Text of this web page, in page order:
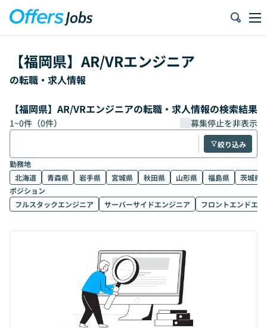
【福岡県】 AR/VRエンジニア
の転職・求人情報
【福岡県】AR/VRエンジニアの転職・求人情報の検索結果
1~0件（0件） 募集停止を非表示
絞り込み
勤務地
北海道
青森県 岩手県 宮城県 秋田県 山形県 福島県
茨城県
ポジション
フルスタックエンジニア
サーバーサイドエンジニア フロントエンドエ